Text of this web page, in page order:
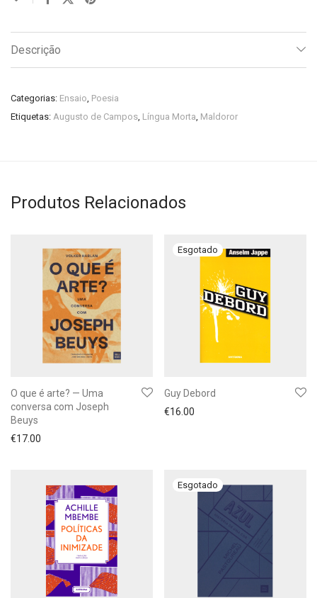
Descrição
Categorias: Ensaio, Poesia
Etiquetas: Augusto de Campos, Língua Morta, Maldoror
Produtos Relacionados
O que é arte? — Uma
conversa com Joseph
Beuys
€17.00
Guy Debord
€16.00